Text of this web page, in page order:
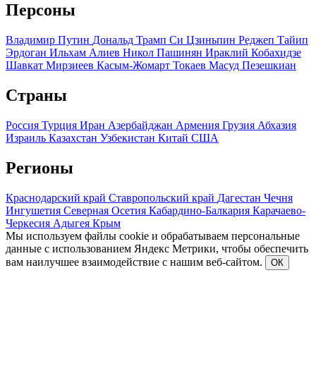
Персоны
Владимир Путин Дональд Трамп Си Цзиньпин Реджеп Тайип
Эрдоган Ильхам Алиев Никол Пашинян Ираклий Кобахидзе
Шавкат Мирзиеев Касым-Жомарт Токаев Масуд Пезешкиан
Страны
Россия Турция Иран Азербайджан Армения Грузия Абхазия
Израиль Казахстан Узбекистан Китай США
Регионы
Краснодарский край Ставропольский край Дагестан Чечня
Ингушетия Северная Осетия Кабардино-Балкария Карачаево-
Черкесия Адыгея Крым
Мы используем файлы cookie и обрабатываем персональные
данные с использованием Яндекс Метрики, чтобы обеспечить
вам наилучшее взаимодействие с нашим веб-сайтом.
ОК